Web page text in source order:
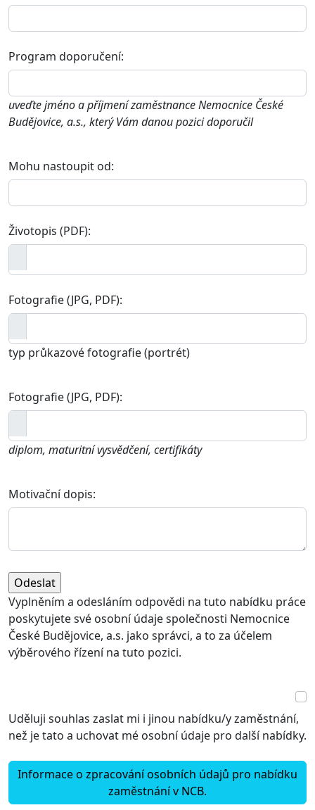
Program doporučení:
uveďte jméno a příjmení zaměstnance Nemocnice České
Budějovice, a.s., který Vám danou pozici doporučil
Mohu nastoupit od:
Životopis (PDF):
Fotografie (JPG, PDF):
typ průkazové fotografie (portrét)
Fotografie (JPG, PDF):
diplom, maturitní vysvědčení, certifikáty
Motivační dopis:
Vyplněním a odesláním odpovědi na tuto nabídku práce
poskytujete své osobní údaje společnosti Nemocnice
České Budějovice, a.s. jako správci, a to za účelem
výběrového řízení na tuto pozici.
Uděluji souhlas zaslat mi i jinou nabídku/y zaměstnání,
než je tato a uchovat mé osobní údaje pro další nabídky.
Informace o zpracování osobních údajů pro nabídku
zaměstnání v NCB.